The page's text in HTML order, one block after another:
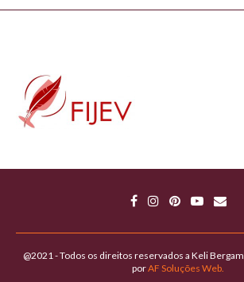
@2021 - Todos os direitos reservados a Keli
porAF Soluções Web.